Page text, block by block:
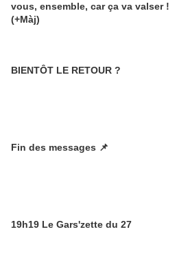
vous, ensemble, car ça va valser !
(+Màj)
BIENTÔT LE RETOUR ?
Fin des messages 📌
19h19 Le Gars'zette du 27